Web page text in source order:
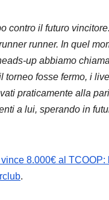
contro il futuro
runner. In quel
up abbiamo
torneo fosse fermo, i
praticamente alla
a lui, sperando in
8.000€ al TCOOP:
.